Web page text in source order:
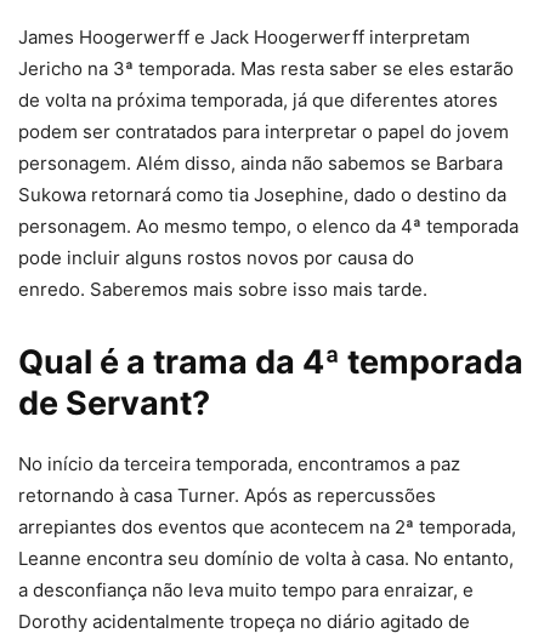
James Hoogerwerff e Jack Hoogerwerff interpretam
Jericho na 3ª temporada. Mas resta saber se eles estarão
de volta na próxima temporada, já que diferentes atores
podem ser contratados para interpretar o papel do jovem
personagem. Além disso, ainda não sabemos se Barbara
Sukowa retornará como tia Josephine, dado o destino da
personagem. Ao mesmo tempo, o elenco da 4ª temporada
pode incluir alguns rostos novos por causa do
enredo. Saberemos mais sobre isso mais tarde.
Qual é a trama da 4ª temporada
de Servant?
No início da terceira temporada, encontramos a paz
retornando à casa Turner. Após as repercussões
arrepiantes dos eventos que acontecem na 2ª temporada,
Leanne encontra seu domínio de volta à casa. No entanto,
a desconfiança não leva muito tempo para enraizar, e
Dorothy acidentalmente tropeça no diário agitado de